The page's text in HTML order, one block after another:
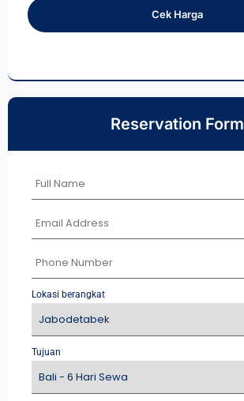
Cek Harga
Reservation Form
Lokasi berangkat
Tujuan